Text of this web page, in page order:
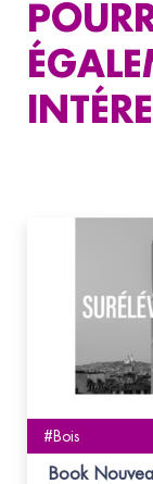
#Bois
Book